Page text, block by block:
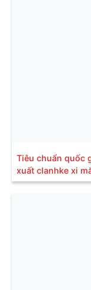
Tiêu chuẩn quốc
xuất clanhke xi